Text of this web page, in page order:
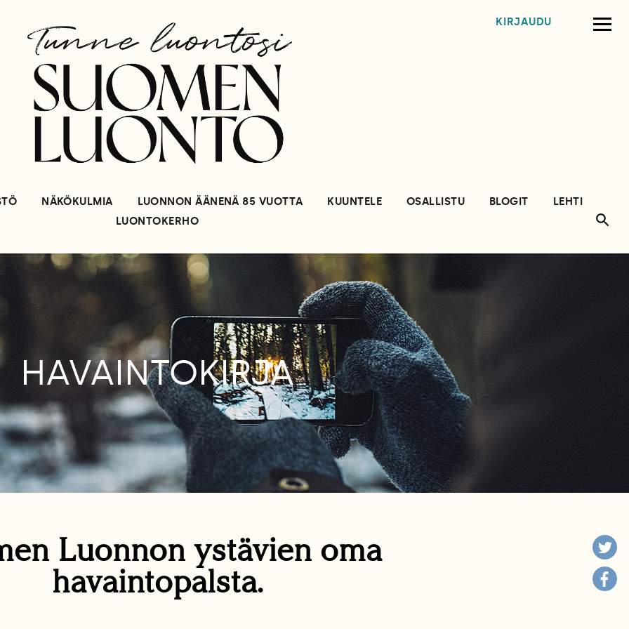
KIRJAUDU
NÄKÖKULMIA LUONNON ÄÄNENÄ 85 VUOTTA KUUNTELE OSALLISTU BLOGIT
LEHTI
LUONTOKERHO
HAVAINTOKIRJA
Luonnon ystävien oma
havaintopalsta.